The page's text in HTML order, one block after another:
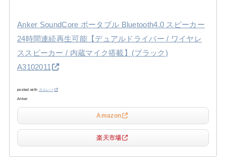
Anker SoundCore ポータブル Bluetooth4.0 スピーカー
24時間連続再生可能【デュアルドライバー / ワイヤレ
ススピーカー / 内蔵マイク搭載】(ブラック)
A3102011
posted with カエレバ
Anker
Amazon
楽天市場